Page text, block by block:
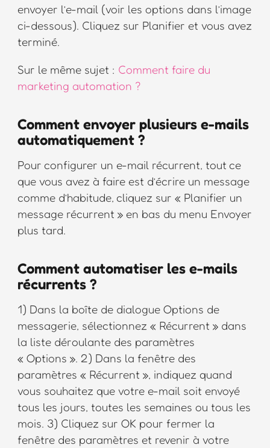
envoyer l’e-mail (voir les options dans l’image
ci-dessous). Cliquez sur Planifier et vous avez
terminé.
Sur le même sujet : Comment faire du
marketing automation ?
Comment envoyer plusieurs e-mails
automatiquement ?
Pour configurer un e-mail récurrent, tout ce
que vous avez à faire est d’écrire un message
comme d’habitude, cliquez sur « Planifier un
message récurrent » en bas du menu Envoyer
plus tard.
Comment automatiser les e-mails
récurrents ?
1) Dans la boîte de dialogue Options de
messagerie, sélectionnez « Récurrent » dans
la liste déroulante des paramètres
« Options ». 2) Dans la fenêtre des
paramètres « Récurrent », indiquez quand
vous souhaitez que votre e-mail soit envoyé
tous les jours, toutes les semaines ou tous les
mois. 3) Cliquez sur OK pour fermer la
fenêtre des paramètres et revenir à votre